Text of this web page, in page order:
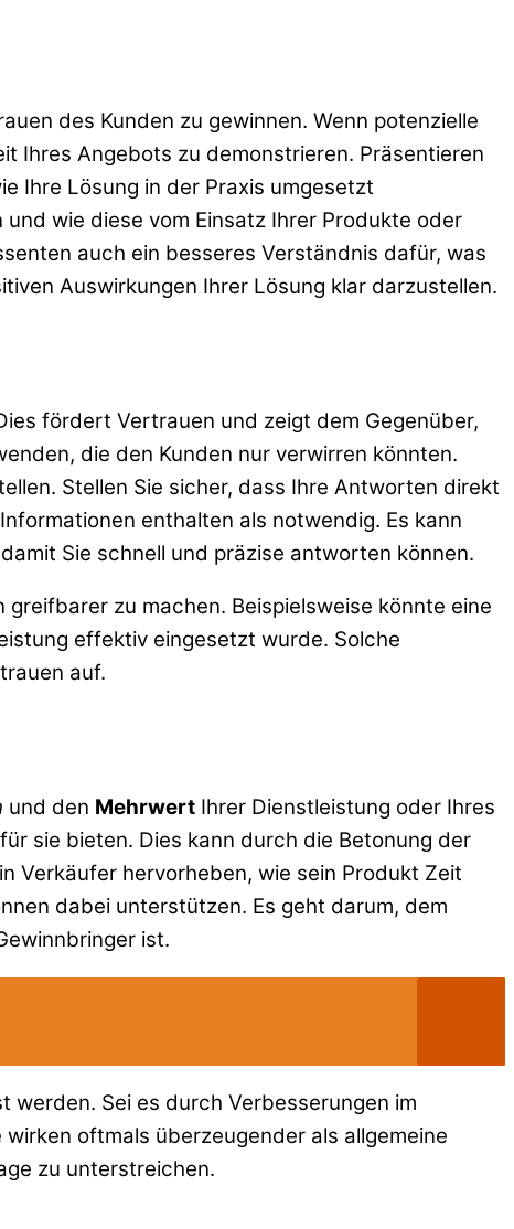
des Kunden zu gewinnen. Wenn potenzielle
Ihres Angebots zu demonstrieren. Präsentieren
Ihre Lösung in der Praxis umgesetzt
wie diese vom Einsatz Ihrer Produkte oder
auch ein besseres Verständnis dafür, was
Auswirkungen Ihrer Lösung klar darzustellen.
fördert Vertrauen und zeigt dem Gegenüber,
die den Kunden nur verwirren könnten.
Stellen Sie sicher, dass Ihre Antworten direkt
enthalten als notwendig. Es kann
Sie schnell und präzise antworten können.
zu machen. Beispielsweise könnte eine
effektiv eingesetzt wurde. Solche
auf.
und den Mehrwert Ihrer Dienstleistung oder Ihres
sie bieten. Dies kann durch die Betonung der
Verkäufer hervorheben, wie sein Produkt Zeit
dabei unterstützen. Es geht darum, dem
ist.
werden. Sei es durch Verbesserungen im
oftmals überzeugender als allgemeine
zu unterstreichen.